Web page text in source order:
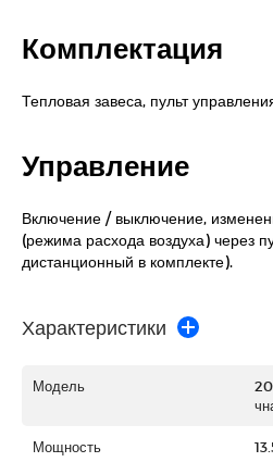
Комплектация
Тепловая завеса, пульт
Управление
Включение / выключение,
(режима расхода воздуха) через
дистанционный в комплекте).
Характеристики
Модель
Мощность